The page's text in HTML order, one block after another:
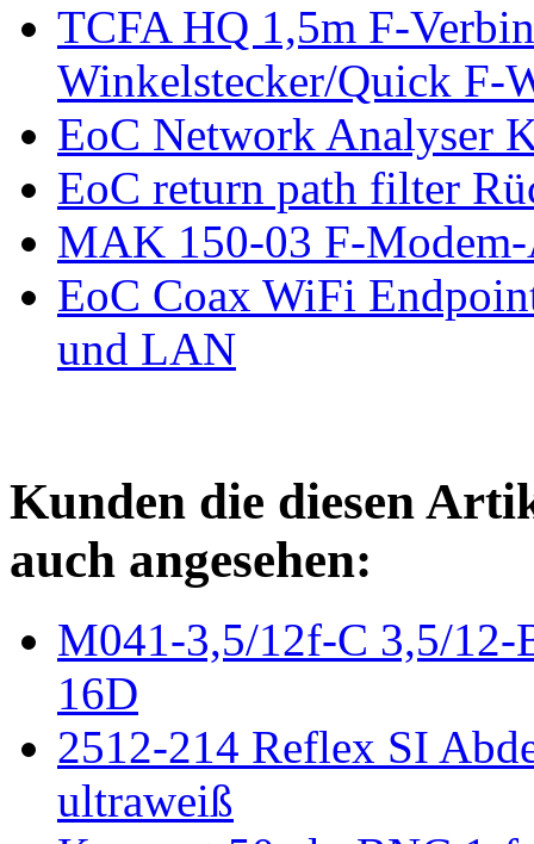
TCFA HQ 1,5m F-
Winkelstecker/Quick F-
EoC Network Analyser
EoC return path filter
MAK 150-03 F-
EoC Coax WiFi
und LAN
Kunden die diesen
auch angesehen:
M041-3,5/12f-C 3,5/12-
16D
2512-214 Reflex SI
ultraweiß